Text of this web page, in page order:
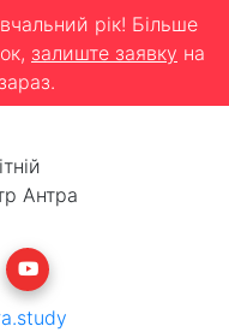
рік! Більше
залиште заявку на
Антра